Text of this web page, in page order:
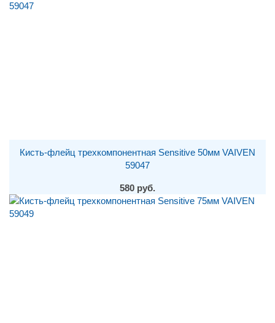
Кисть-флейц трехкомпонентная Sensitive 50мм VAIVEN
59047
580 руб.